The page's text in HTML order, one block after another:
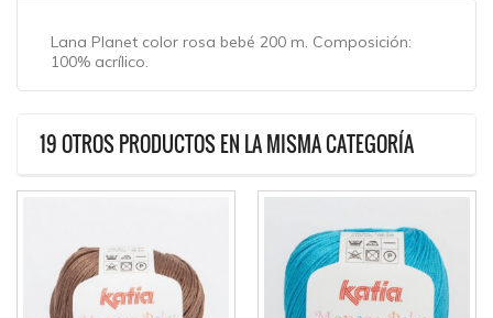
Lana Planet color rosa bebé 200 m. Composición:
100% acrílico.
19 OTROS PRODUCTOS EN LA MISMA CATEGORÍA